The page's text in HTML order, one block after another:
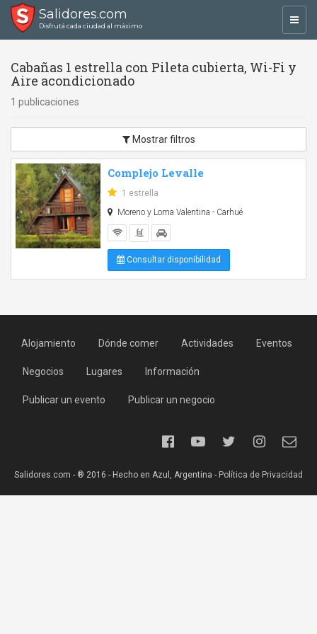
Salidores.com
Disfrutá cada ciudad al máximo
Cabañas 1 estrella con Pileta cubierta, Wi-Fi y
Aire acondicionado
1 publicaciones
Mostrar filtros
Complejo Levalle
1 estrella
Moreno y Loma Valentina - Carhué
Consultar disponibilidad
Alojamiento Dónde comer Actividades Eventos
Negocios Lugares Información
Publicar un evento Publicar un negocio
Salidores.com - ® 2016 - Hecho en Azul, Argentina - Política de Privacidad